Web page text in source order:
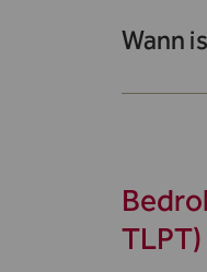
Wann
TLPT)